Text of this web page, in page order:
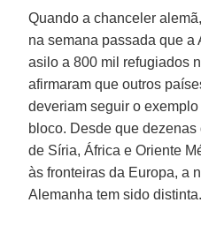
Quando a chanceler alemã,
na semana passada que a
asilo a 800 mil refugiados
afirmaram que outros
deveriam seguir o
bloco. Desde que
de Síria, África e Oriente
às fronteiras da Europa, a
Alemanha tem sido distinta.